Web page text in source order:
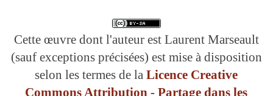
Cette œuvre dont l'auteur est Laurent Marseault
(sauf exceptions précisées) est mise à disposition
selon les termes de laLicence Creative
Commons Attribution - Partage dans les